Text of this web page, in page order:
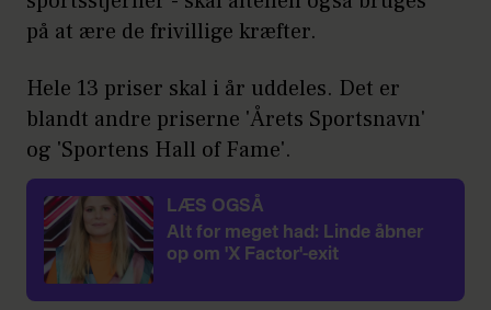
på at ære de frivillige kræfter.
Hele 13 priser skal i år uddeles. Det er
blandt andre priserne 'Årets Sportsnavn'
og 'Sportens Hall of Fame'.
LÆS OGSÅ
Alt for meget had: Linde åbner
op om 'X Factor'-exit